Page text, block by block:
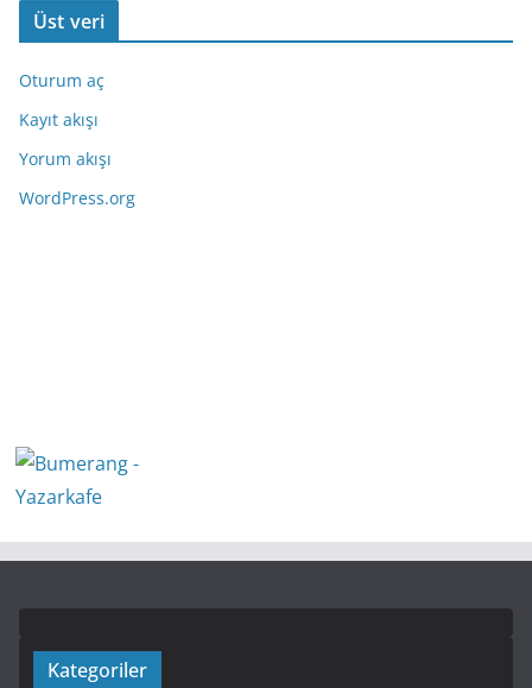
Üst veri
Oturum aç
Kayıt akışı
Yorum akışı
WordPress.org
Kategoriler